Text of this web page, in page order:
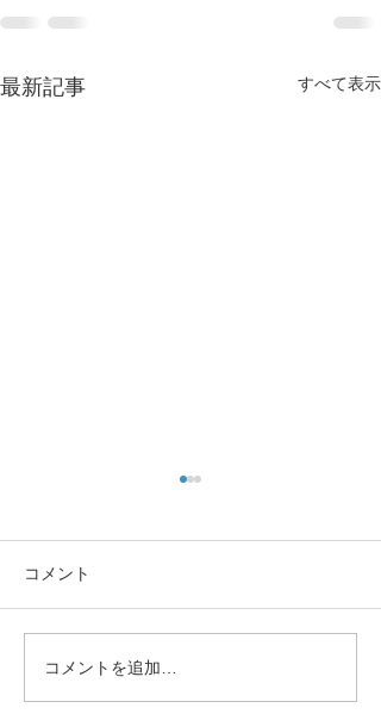
最新記事 すべて表示
🌸 En-Joy Englishの英検合
格実績（2026年度 第1回）
コメント
コメントを追加…